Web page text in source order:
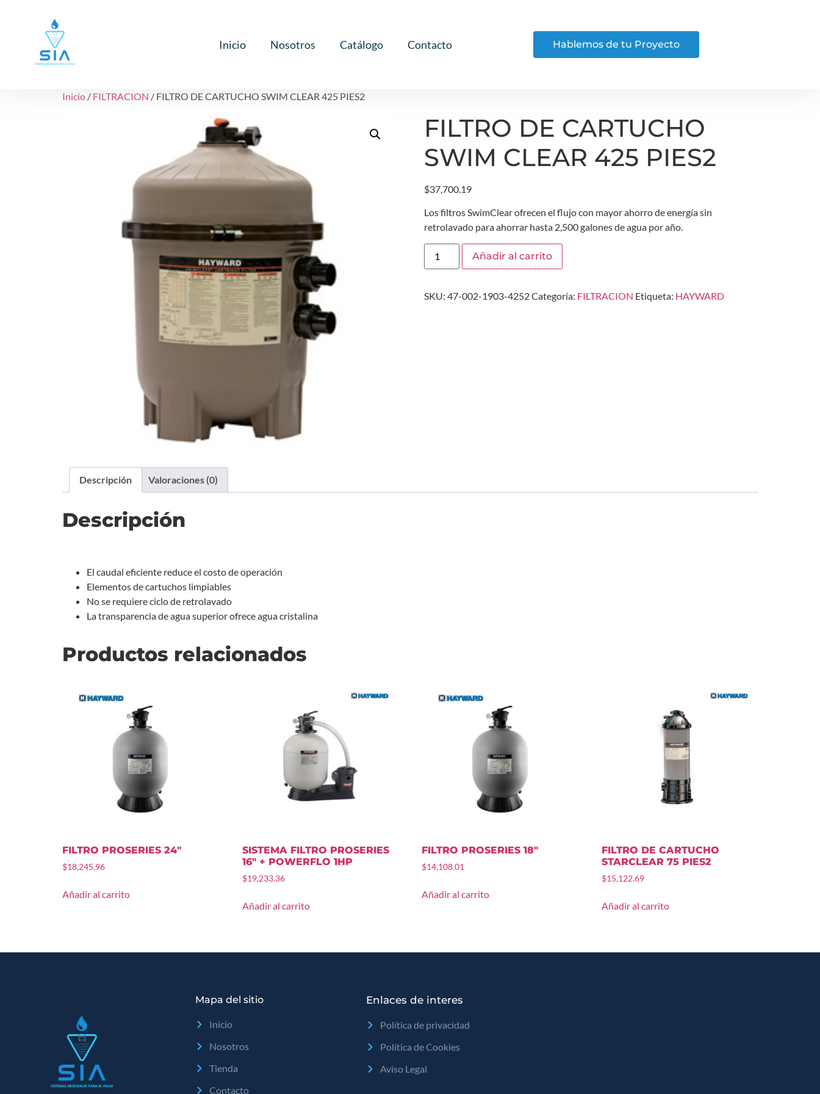
Inicio Nosotros Catálogo Contacto Hablemos de tu Proyecto
Inicio / FILTRACION / FILTRO DE CARTUCHO SWIM CLEAR 425 PIES2
FILTRO DE CARTUCHO
SWIM CLEAR 425 PIES2
$37,700.19
Los filtros SwimClear ofrecen el flujo con mayor ahorro de energía sin
retrolavado para ahorrar hasta 2,500 galones de agua por año.
Añadir al carrito
SKU: 47-002-1903-4252Categoría: FILTRACION Etiqueta: HAYWARD
Descripción Valoraciones (0)
Descripción
El caudal eficiente reduce el costo de operación
Elementos de cartuchos limpiables
No se requiere ciclo de retrolavado
La transparencia de agua superior ofrece agua cristalina
Productos relacionados
FILTRO PROSERIES 24″
$18,245.96
Añadir al carrito
SISTEMA FILTRO PROSERIES
16″ + POWERFLO 1HP
$19,233.36
Añadir al carrito
FILTRO PROSERIES 18″
$14,108.01
Añadir al carrito
FILTRO DE CARTUCHO
STARCLEAR 75 PIES2
$15,122.69
Añadir al carrito
Mapa del sitio
Inicio
Nosotros
Tienda
Contacto
Enlaces de interes
Política de privacidad
Política de Cookies
Aviso Legal